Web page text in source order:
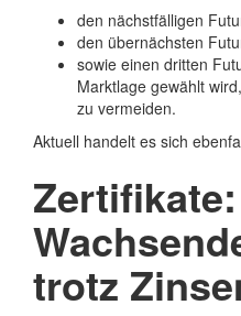
den nächstfälligen
den übernächsten
sowie einen dritten
Marktlage gewählt
zu vermeiden.
Aktuell handelt es sich
Zertifikate:
trotz